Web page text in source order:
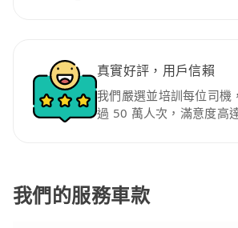
真實好評，用戶信賴
我們嚴選並培訓每位司機
過 50 萬人次，滿意度高
我們的服務車款